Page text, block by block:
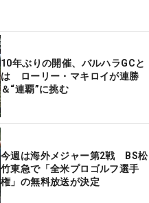
10年ぶりの開催、バルハラGCと
は ローリー・マキロイが連勝
＆“連覇”に挑む
今週は海外メジャー第2戦 BS松
竹東急で「全米プロゴルフ選手
権」の無料放送が決定